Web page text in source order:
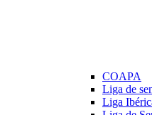
COAPA
Liga de
Liga